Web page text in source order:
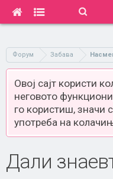
Форум Забава
Овој сајт користи
неговото
го користиш, значи
употреба на
Дали